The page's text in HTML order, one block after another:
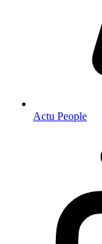
Actu People